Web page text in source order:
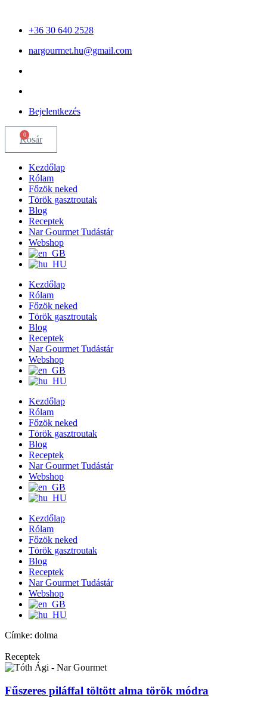
tartalomhoz+36 30 640 2528
nargourmet.hu@gmail.com
Bejelentkezés
0
Kosár
Kezdőlap
Rólam
Főzök neked
Török gasztroutak
Blog
Receptek
Nar Gourmet Tudástár
Webshop
Kezdőlap
Rólam
Főzök neked
Török gasztroutak
Blog
Receptek
Nar Gourmet Tudástár
Webshop
Kezdőlap
Rólam
Főzök neked
Török gasztroutak
Blog
Receptek
Nar Gourmet Tudástár
Webshop
Kezdőlap
Rólam
Főzök neked
Török gasztroutak
Blog
Receptek
Nar Gourmet Tudástár
Webshop
Címke: dolma
Receptek
Fűszeres piláffal töltött alma török módra